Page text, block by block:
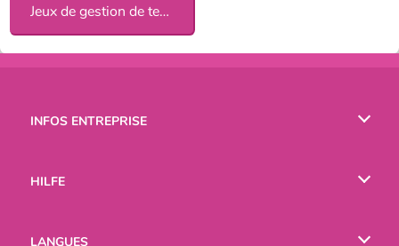
Jeux de gestion de temps
INFOS ENTREPRISE
HILFE
LANGUES